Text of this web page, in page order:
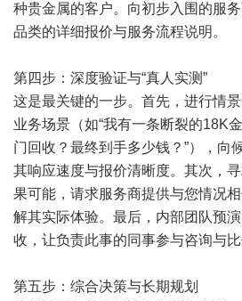
种贵金属的客户。向初步入围的服
品类的详细报价与服务流程说明。
第四步：深度验证与“真人实测”
这是最关键的一步。首先，进行情
业务场景（如“我有一条断裂的18K
门回收？最终到手多少钱？”），向
其响应速度与报价清晰度。其次，寻
果可能，请求服务商提供与您情况
解其实际体验。最后，内部团队预
收，让负责此事的同事参与咨询与
第五步：综合决策与长期规划